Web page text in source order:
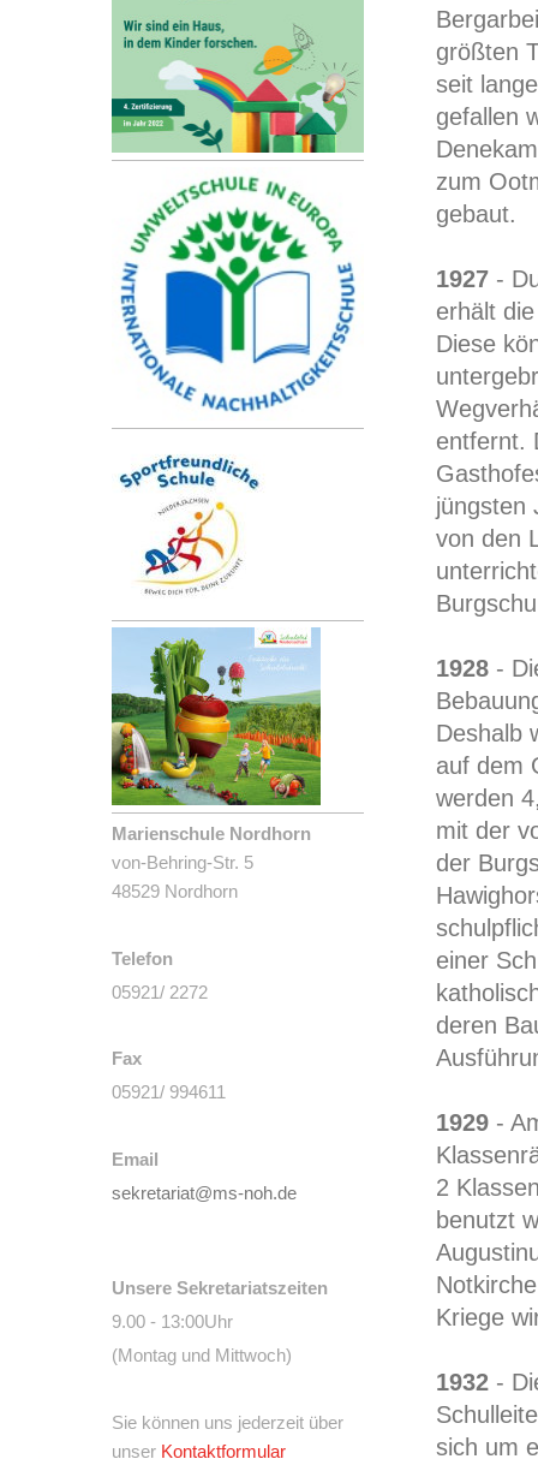
größten
seit
gefallen
zum
gebaut.
1927 -
erhält
Diese
entfernt.
jüngsten
von den
1928 -
Deshalb
auf dem
werden
mit der
der
einer
deren
1929 -
2
benutzt
Kriege
1932 -
sich um
Marienschule Nordhorn
von-Behring-Str. 5
48529 Nordhorn
Telefon
05921/ 2272
Fax
05921/ 994611
Email
sekretariat@ms-noh.de
Unsere Sekretariatszeiten
9.00 - 13:00Uhr
(Montag und Mittwoch)
Sie können uns jederzeit über
unser Kontaktformular